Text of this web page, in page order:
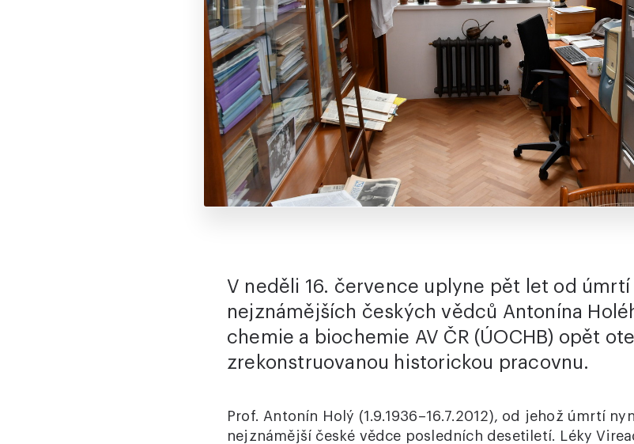
V neděli 16. července uplyne pět let od úmrtí
nejznámějších českých vědců Antonína
chemie a biochemie AV ČR (ÚOCHB) opět
zrekonstruovanou historickou pracovnu.
Prof. Antonín Holý (1.9.1936–16.7.2012), od jehož úmrtí
nejznámější české vědce posledních desetiletí. Léky